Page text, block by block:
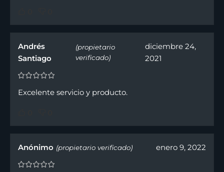
Andrés
Santiago
(propietario
verificado)
diciembre 24,
2021
Excelente servicio y producto.
Anónimo (propietario verificado) enero 9, 2022